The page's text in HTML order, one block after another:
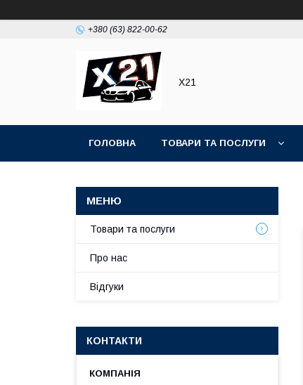
+380 (63) 822-00-62
Х21
ГОЛОВНА ТОВАРИ ТА ПОСЛУГИ
Товари та послуги
Про нас
Відгуки
КОНТАКТИ